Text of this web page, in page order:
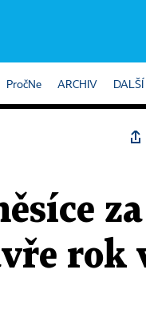
PročNe ARCHIV DALŠÍ
za
rok